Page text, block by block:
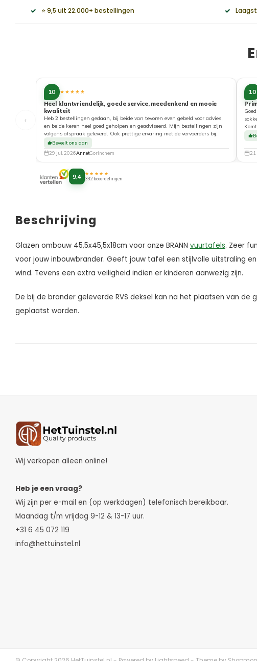
⭐ 9,5 uit 22.000+ bestellingen
‹
10 ★★★★★
Heel klantvriendelijk, goede service, meedenkend en mooie
kwaliteit
Heb 2 bestellingen gedaan, bij beide van tevoren even gebeld voor advies,
en beide keren heel goed geholpen en geadviseerd. Mijn bestellingen zijn
volgens afspraak geleverd. Ook prettige ervaring met de vervoerders bij
aflevering. Top!
Beveelt ons aan
29 jul. 2026AnnetGorinchem
10
21
9,4 ★★★★★
332 beoordelingen
Beschrijving
Glazen ombouw 45,5x45,5x18cm voor onze BRANN vuurtafels. Zeer
voor jouw inbouwbrander. Geeft jouw tafel een stijlvolle uitstraling
wind. Tevens een extra veiligheid indien er kinderen aanwezig zijn.
De bij de brander geleverde RVS deksel kan na het plaatsen van de
geplaatst worden.
Wij verkopen alleen online!
Heb je een vraag?
Wij zijn per e-mail en (op werkdagen) telefonisch bereikbaar.
Maandag t/m vrijdag 9-12 & 13-17 uur.
+31 6 45 072 119
info@hettuinstel.nl